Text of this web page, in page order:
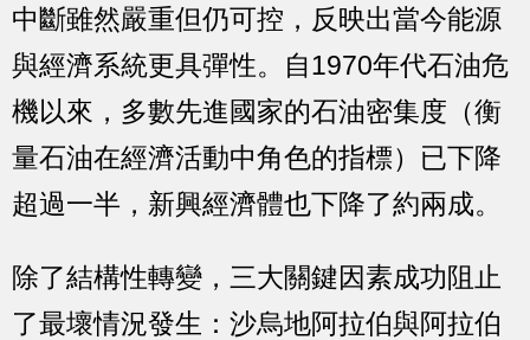
中斷雖然嚴重但仍可控，反映出當今能源
與經濟系統更具彈性。自1970年代石油危
機以來，多數先進國家的石油密集度（衡
量石油在經濟活動中角色的指標）已下降
超過一半，新興經濟體也下降了約兩成。
除了結構性轉變，三大關鍵因素成功阻止
了最壞情況發生：沙烏地阿拉伯與阿拉伯